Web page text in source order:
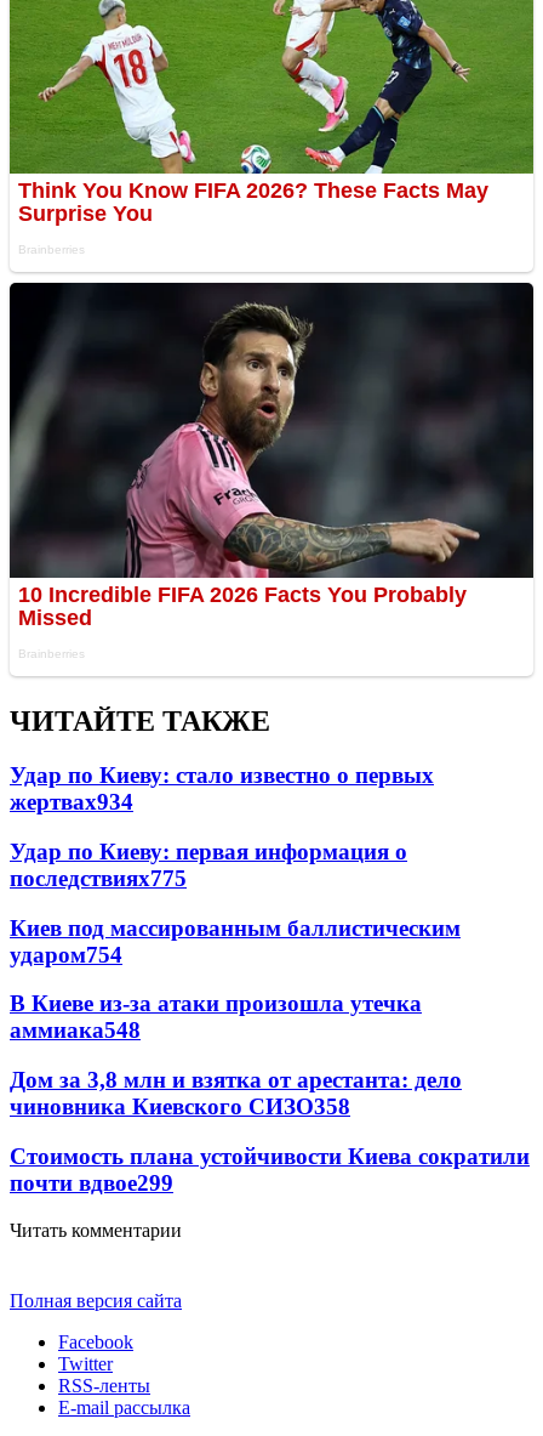
ЧИТАЙТЕ ТАКЖЕ
Удар по Киеву: стало известно о первых
жертвах934
Удар по Киеву: первая информация о
последствиях775
Киев под массированным баллистическим
ударом754
В Киеве из-за атаки произошла утечка
аммиака548
Дом за 3,8 млн и взятка от арестанта: дело
чиновника Киевского СИЗО358
Стоимость плана устойчивости Киева сократили
почти вдвое299
Читать комментарии
Полная версия сайта
Facebook
Twitter
RSS-ленты
E-mail рассылка